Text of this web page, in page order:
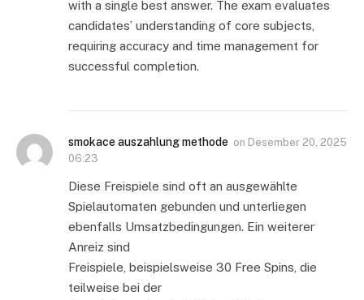
with a single best answer. The exam evaluates
candidates’ understanding of core subjects,
requiring accuracy and time management for
successful completion.
smokace auszahlung methode on Desember 20, 2025
06:23
Diese Freispiele sind oft an ausgewählte
Spielautomaten gebunden und unterliegen
ebenfalls Umsatzbedingungen. Ein weiterer
Anreiz sind
Freispiele, beispielsweise 30 Free Spins, die
teilweise bei der